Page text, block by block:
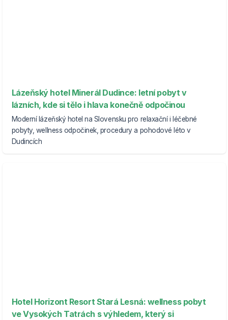
Lázeňský hotel Minerál Dudince: letní pobyt v
lázních, kde si tělo i hlava konečně odpočinou
Moderní lázeňský hotel na Slovensku pro relaxační i léčebné
pobyty, wellness odpočinek, procedury a pohodové léto v
Dudincích
Hotel Horizont Resort Stará Lesná: wellness pobyt
ve Vysokých Tatrách s výhledem, který si